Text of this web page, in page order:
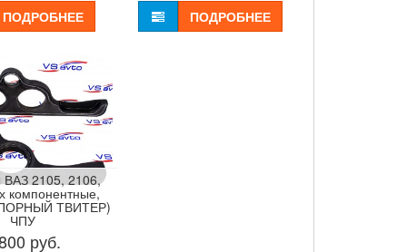
ПОДРОБНЕЕ ПОДРОБНЕЕ
2105, 2106,
компонентные,
ТВИТЕР)
ЧПУ
руб.